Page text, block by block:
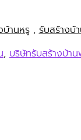
บ้านหรู, รับสร้างบ้
, บริษัทรับสร้างบ้าน